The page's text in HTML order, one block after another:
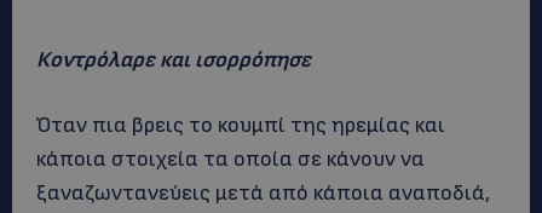
Κοντρόλαρε και ισορρόπησε
Όταν πια βρεις το κουμπί της ηρεμίας και
κάποια στοιχεία τα οποία σε κάνουν να
ξαναζωντανεύεις μετά από κάποια αναποδιά,